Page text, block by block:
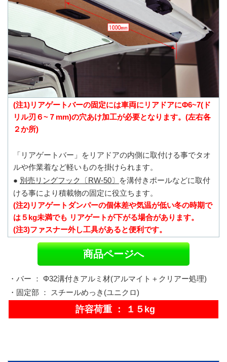
(注1)リアゲートバーの固定には車両にリアドアにΦ6~7(ド
リル刃６~７mm)の穴あけ加工が必要となります。(左右各
２か所)
「リアゲートバー」をリアドアの内側に取付ける事でタオ
ルや作業着など軽いものを掛けられます。
● 別売リングフック〔RW-50〕
を溝付きポールなどに取付
ける事により積載物の固定に役立ちます。
(注2)リアゲートダンパーの個体差や気温が低い冬の時期で
は５kg未満でも リアゲートが下がる場合があります。
(注3)ファスナー外し工具があると便利です。
商品ページへ
・バー ： Φ32溝付きアルミ材(アルマイト＋クリアー処理)
・固定部 ： スチールめっき(ユニクロ)
許容荷重 ： １５kg